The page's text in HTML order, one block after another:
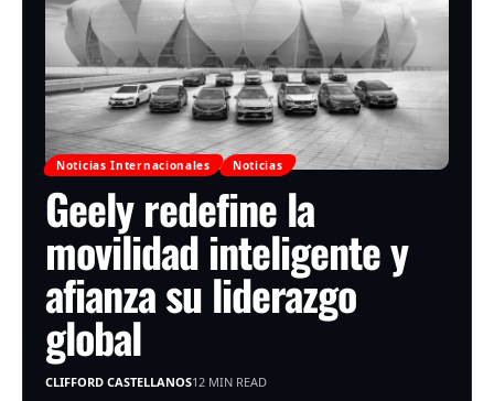
Noticias Internacionales Noticias
Geely redefine la
movilidad inteligente y
afianza su liderazgo
global
CLIFFORD CASTELLANOS12 MIN READ